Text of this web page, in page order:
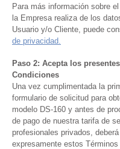
Para más información sobre
la Empresa realiza de los
Usuario y/o Cliente, puede
de privacidad.
Paso 2: Acepta los
Condiciones
Una vez cumplimentada la
formulario de solicitud para
modelo DS-160 y antes de
de pago de nuestra tarifa de
profesionales privados,
expresamente estos